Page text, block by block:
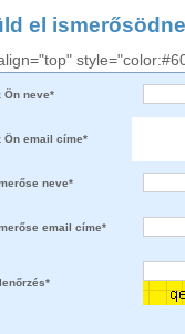
el
Ön neve*
Ön email címe*
neve*
email címe*